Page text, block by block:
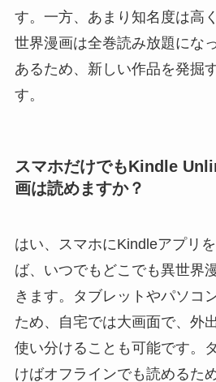
す。一方、あまり知名度は高
世界漫画は全巻読み放題にな
あるため、新しい作品を発掘
す。
スマホだけでもKindle
画は読めますか？
はい、スマホにKindleアプリ
ば、いつでもどこでも異世界
きます。タブレットやパソコ
ため、自宅では大画面で、外
使い分けることも可能です。
けばオフラインでも読めるた